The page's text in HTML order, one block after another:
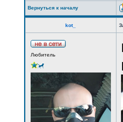
Вернуться к началу
kot_
Любитель